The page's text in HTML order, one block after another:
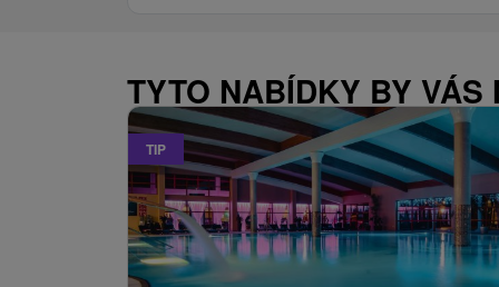
TYTO NABÍDKY BY VÁS
TIP